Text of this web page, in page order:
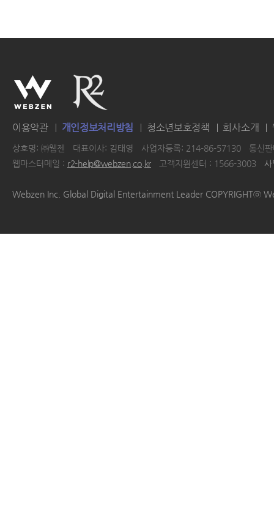
이용약관 개인정보처리방침 청소년보호정책 회사소개
상호명: ㈜웹젠 대표이사: 김태영 사업자등록: 214-86-57130
통신
웹마스터메일 : r2-help@webzen.co.kr 고객지원센터 : 1566-3003
Webzen Inc. Global Digital Entertainment Leader COPYRIGHTⓒ